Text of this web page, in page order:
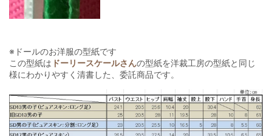
※ドールのお洋服の型紙です
この型紙は ドーリースケールさんの型紙を洋裁工房の型紙と同じ
様にわかりやすく清書した、委託商品です。